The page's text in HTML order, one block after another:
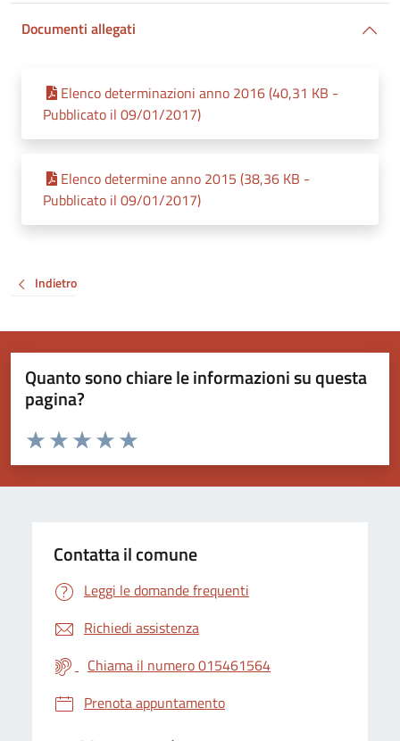
Documenti allegati
Elenco determinazioni anno 2016 (40,31 KB -
Pubblicato il 09/01/2017)
Elenco determine anno 2015 (38,36 KB -
Pubblicato il 09/01/2017)
Indietro
Quanto sono chiare le informazioni su questa
pagina?
Valuta da 1 a 5 stelle la pagina
Valuta 5 stelle su 5
Valuta 4 stelle su 5
Valuta 3 stelle su 5
Valuta 2 stelle su 5
Valuta 1 stelle su 5
Contatta il comune
Leggi le domande frequenti
Richiedi assistenza
Chiama il numero 015461564
Prenota appuntamento